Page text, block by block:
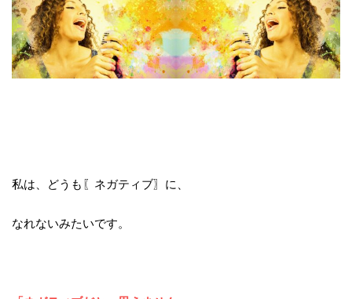
私は、どうも〖ネガティブ〗に、
なれないみたいです。